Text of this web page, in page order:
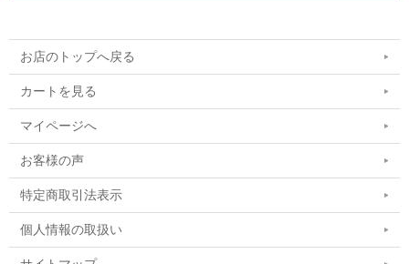
お店のトップへ戻る
カートを見る
マイページへ
お客様の声
特定商取引法表示
個人情報の取扱い